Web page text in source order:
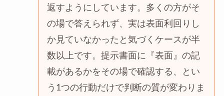
返すようにしています。多くの方がそ
の場で答えられず、実は表面利回りし
か見ていなかったと気づくケースが半
数以上です。提示書面に『表面』の記
載があるかをその場で確認する、とい
う1つの行動だけで判断の質が変わりま